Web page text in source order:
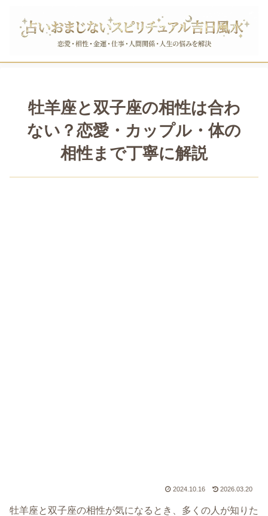
牡羊座と双子座の相性は合わ
ない？恋愛・カップル・体の
相性まで丁寧に解説
2024.10.16 2026.03.20
牡羊座と双子座の相性が気になるとき、多くの人が知りた